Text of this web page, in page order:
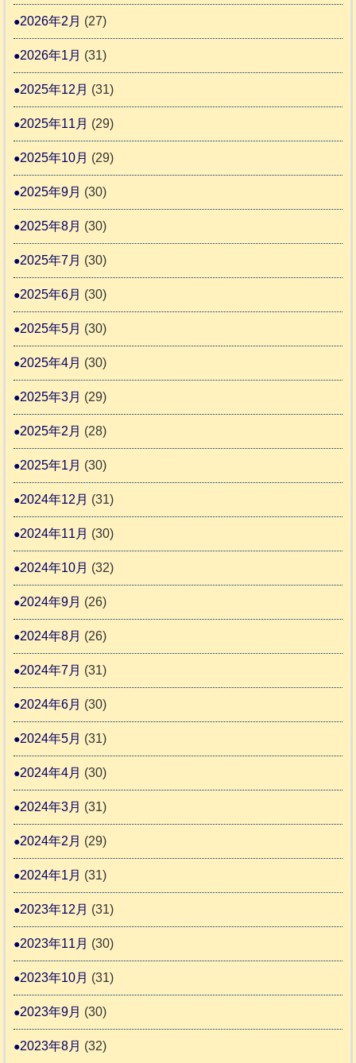
2
間
2026年2月 (27)
2026年1月 (31)
2025年12月 (31)
2025年11月 (29)
2025年10月 (29)
2025年9月 (30)
2025年8月 (30)
2025年7月 (30)
2025年6月 (30)
2025年5月 (30)
2025年4月 (30)
2025年3月 (29)
2025年2月 (28)
2025年1月 (30)
2024年12月 (31)
2024年11月 (30)
2024年10月 (32)
2024年9月 (26)
2024年8月 (26)
2024年7月 (31)
2024年6月 (30)
2024年5月 (31)
2024年4月 (30)
2024年3月 (31)
2024年2月 (29)
2024年1月 (31)
2023年12月 (31)
2023年11月 (30)
2023年10月 (31)
2023年9月 (30)
2023年8月 (32)